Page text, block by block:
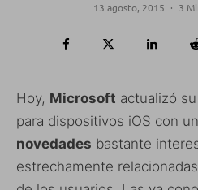
13 agosto, 2015 · 3
Hoy, Microsoft actualizó
para dispositivos iOS con
novedades bastante
estrechamente